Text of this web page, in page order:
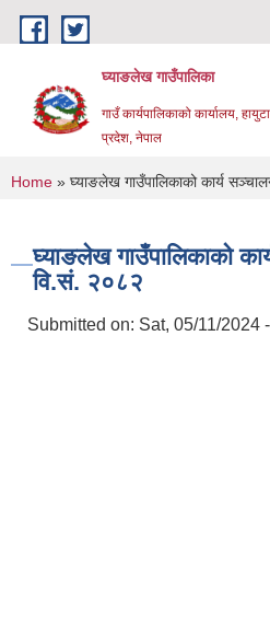
Skip to main content
घ्याङलेख गाउँपालिका
गाउँ कार्यपालिकाको कार्यालय,
प्रदेश, नेपाल
You are here
Home » घ्याङलेख गाउँपालिकाको कार्य
घ्याङलेख गाउँपालिकाको
वि.सं. २०८२
Submitted on: Sat, 05/11/2024